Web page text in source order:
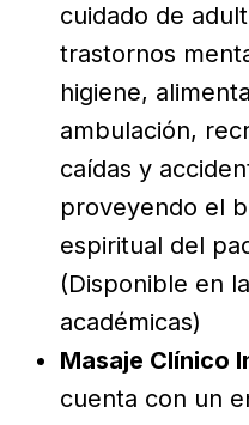
cuidado de
trastornos
higiene,
ambulación,
caídas y
proveyendo el
espiritual del
(Disponible en
académicas)
Masaje Clínico
cuenta con un